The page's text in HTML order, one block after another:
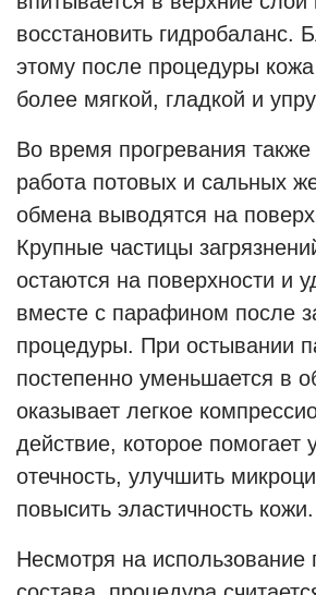
восстановить гидробаланс.
этому после процедуры кожа
более мягкой, гладкой и
Во время прогревания также
работа потовых и сальных
обмена выводятся на
Крупные частицы
остаются на поверхности и
вместе с парафином после
процедуры. При остывании
постепенно уменьшается в
оказывает легкое
действие, которое помогает
отечность, улучшить
повысить эластичность кожи.
Несмотря на использование